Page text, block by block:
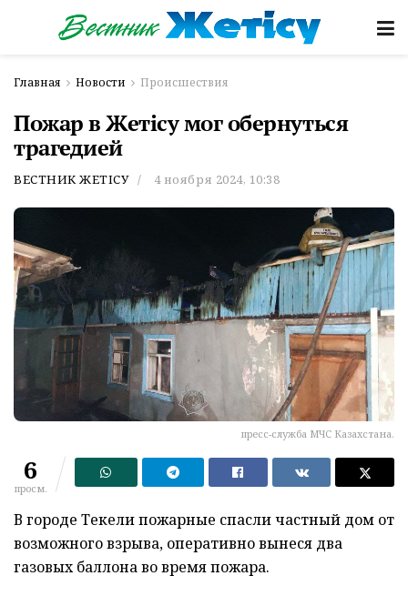
Главная Новости Происшествия
Пожар в Жетісу мог обернуться
трагедией
ВЕСТНИК ЖЕТІСУ 4 ноября 2024, 10:38
пресс-служба МЧС Казахстана.
6
просм.
В городе Текели пожарные спасли частный дом от
возможного взрыва, оперативно вынеся два
газовых баллона во время пожара.